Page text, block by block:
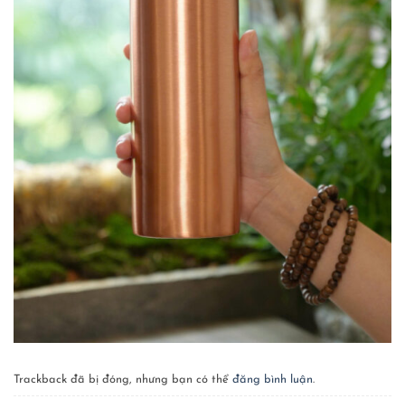
Trackback đã bị đóng, nhưng bạn có thể đăng bình luận.